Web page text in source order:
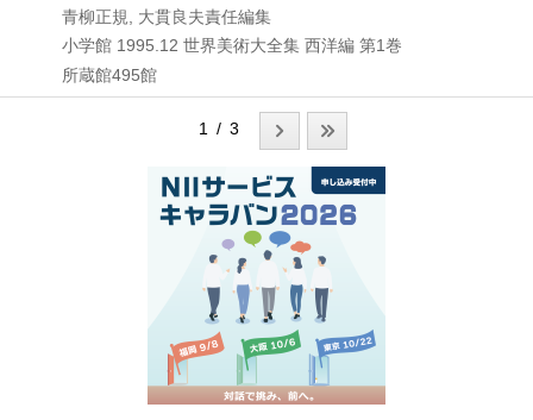
青柳正規, 大貫良夫責任編集
小学館 1995.12 世界美術大全集 西洋編 第1巻
所蔵館495館
1 / 3